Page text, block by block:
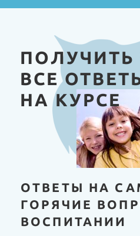
ПОЛУЧИТЬ
ВСЕ
НА КУРСЕ
ОТВЕТЫ НА
ГОРЯЧИЕ
ВОСПИТАНИИ